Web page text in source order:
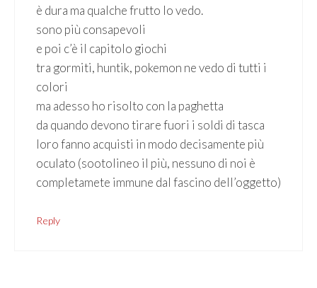
è dura ma qualche frutto lo vedo.
sono più consapevoli
e poi c’è il capitolo giochi
tra gormiti, huntik, pokemon ne vedo di tutti i
colori
ma adesso ho risolto con la paghetta
da quando devono tirare fuori i soldi di tasca
loro fanno acquisti in modo decisamente più
oculato (sootolineo il più, nessuno di noi è
completamete immune dal fascino dell’oggetto)
Reply